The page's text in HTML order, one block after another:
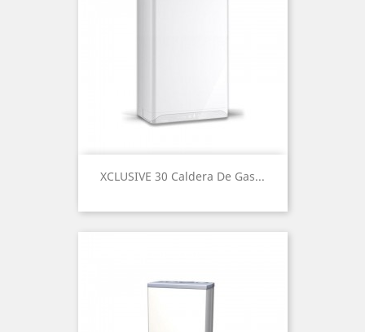
XCLUSIVE 30 Caldera De Gas...